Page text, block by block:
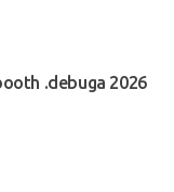
.debuga 2026